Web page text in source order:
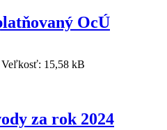
OcÚ
15,58 kB
za rok 2024